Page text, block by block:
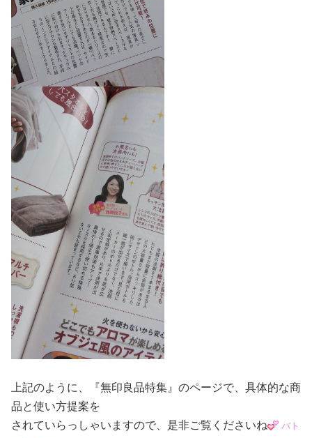
上記のように、『無印良品特集』のページで、具体的な商
品と使い方提案を
されていらっしゃいますので、是非ご覧くださいね
バト